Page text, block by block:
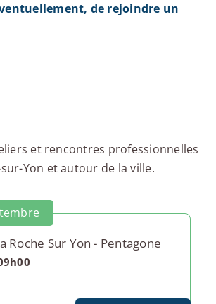
de rejoindre un
et rencontres professionnelles
Yon et autour de la ville.
Roche Sur Yon - Pentagone